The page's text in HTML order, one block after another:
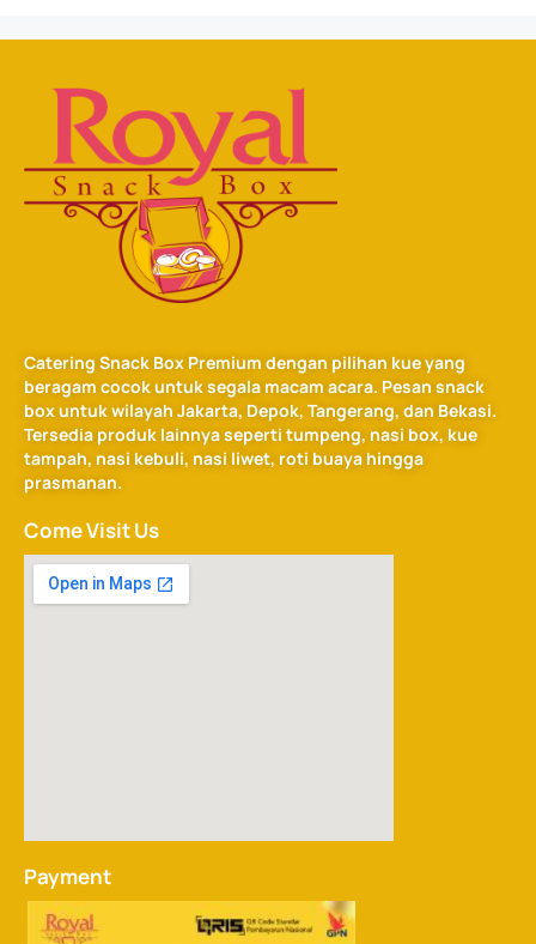
Catering Snack Box Premium dengan pilihan kue yang
beragam cocok untuk segala macam acara. Pesan snack
box untuk wilayah Jakarta, Depok, Tangerang, dan Bekasi.
Tersedia produk lainnya seperti tumpeng, nasi box, kue
tampah, nasi kebuli, nasi liwet, roti buaya hingga
prasmanan.
Come Visit Us
Payment